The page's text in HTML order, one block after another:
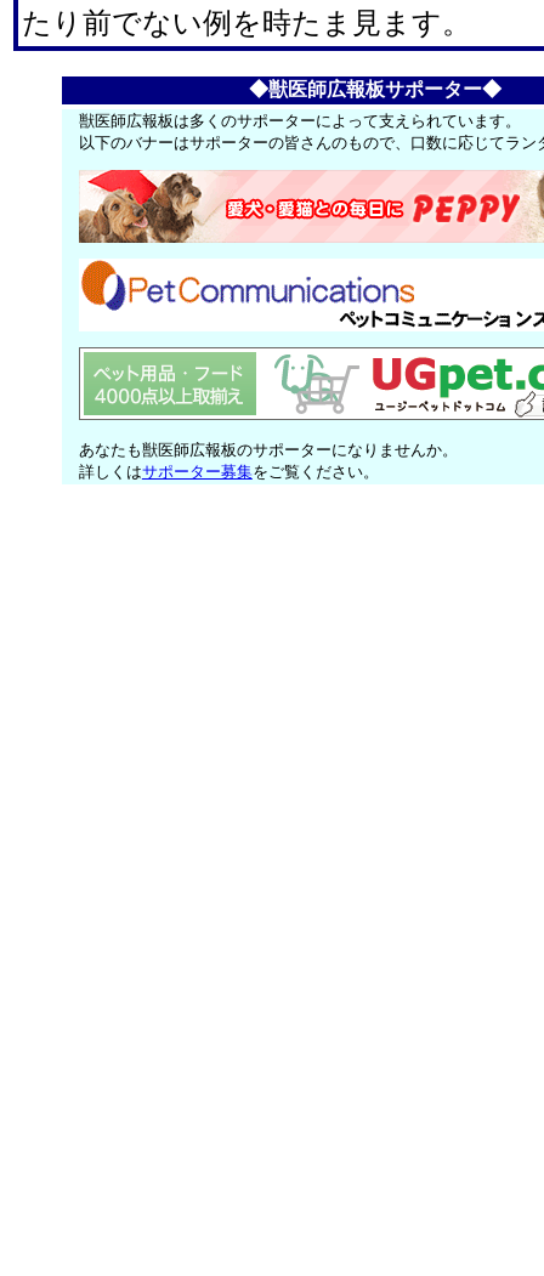
たり前でない例を時たま見ます。
◆獣医師広報板サポーター◆
獣医師広報板は多くのサポーターによって支えられています。
以下のバナーはサポーターの皆さんのもので、口数に応じてラ
あなたも獣医師広報板のサポーターになりませんか。
詳しくはサポーター募集をご覧ください。